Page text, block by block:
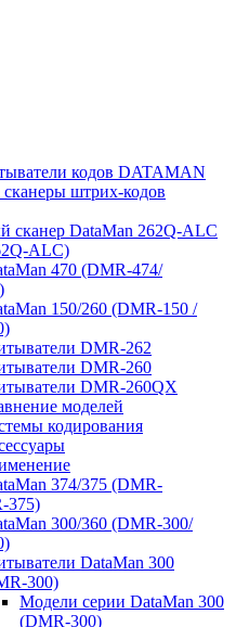
кодов DATAMAN
штрих-кодов
сканер DataMan 262Q-ALC
ALC)
470 (DMR-474/
150/260 (DMR-150 /
DMR-262
DMR-260
DMR-260QX
моделей
кодирования
374/375 (DMR-
375)
300/360 (DMR-300/
DataMan 300
300)
Модели серии DataMan 300
(DMR-300)